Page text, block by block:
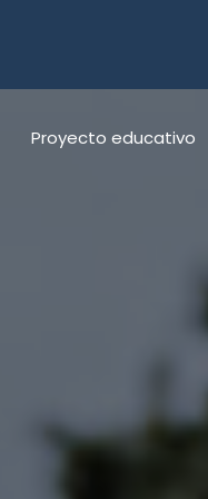
Proyecto educativo